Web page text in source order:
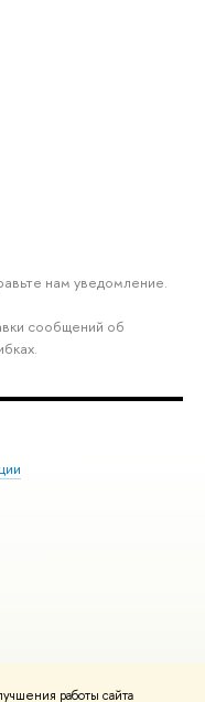
работы сайта
нам уведомление.
сообщений об